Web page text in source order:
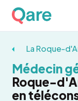
La Roque-
Médecin
Roque-
en